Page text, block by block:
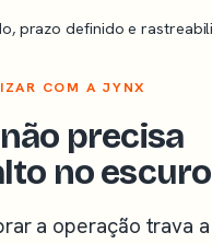
prazo definido e
COM A JYNX
precisa
no escuro
a operação trava